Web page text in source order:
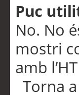
Puc
No. No
mostri
amb
Torna a